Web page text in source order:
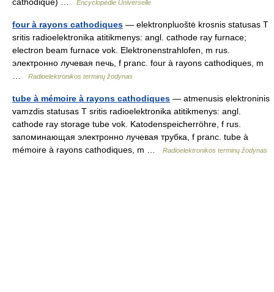
Encyclopédie Universelle
four à rayons cathodiques — elektronpluoštė krosnis statusas T
sritis radioelektronika atitikmenys: angl. cathode ray furnace;
electron beam furnace vok. Elektronenstrahlofen, m rus.
электронно лучевая печь, f pranc. four à rayons cathodiques, m
Radioelektronikos terminų žodynas
tube à mémoire à rayons cathodiques — atmenusis elektroninis
vamzdis statusas T sritis radioelektronika atitikmenys: angl.
cathode ray storage tube vok. Katodenspeicherröhre, f rus.
запоминающая электронно лучевая трубка, f pranc. tube à
mémoire à rayons cathodiques, m …
Radioelektronikos terminų žodynas